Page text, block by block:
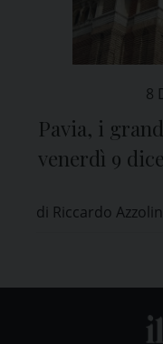
8
Pavia, i
venerdì 9
di Riccardo Azzolini